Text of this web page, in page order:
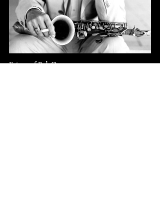
Fotograaf Rob Overmeer